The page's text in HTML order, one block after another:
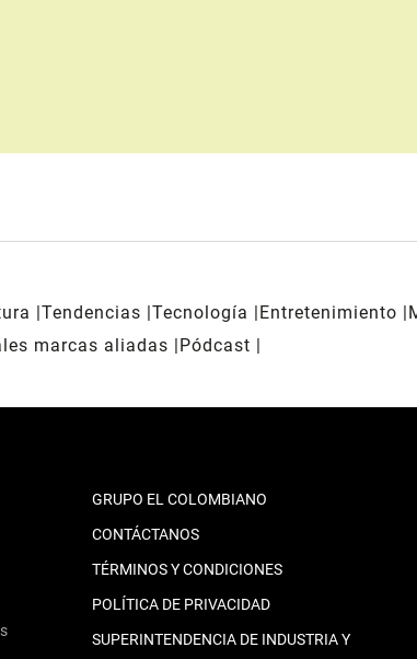
Tendencias Tecnología Entretenimiento
marcas aliadas
Pódcast
GRUPO EL COLOMBIANO
CONTÁCTANOS
TÉRMINOS Y CONDICIONES
POLÍTICA DE PRIVACIDAD
SUPERINTENDENCIA DE INDUSTRIA Y